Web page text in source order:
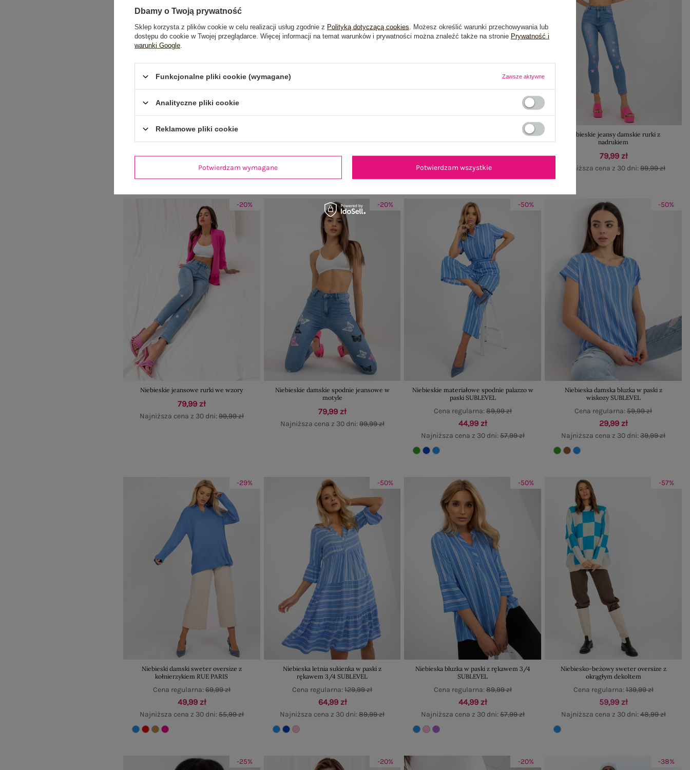
Niebieskie jeansowe rurki z dziurami
69,99 zł
Najniższa cena z 30 dni:71,99 zł
69,99 zł
Niebieskie jeansowe rurki high waist
Najniższa cena z 30 dni:
Niebieskie jeansy damskie rurki z
nadrukiem
79,99 zł
Najniższa cena z 30 dni:99,99 zł
-20%
Niebieskie jeansowe rurki we wzory
79,99 zł
Najniższa cena z 30 dni:99,99 zł
-20%
Niebieskie damskie spodnie jeansowe w
motyle
79,99 zł
Najniższa cena z 30 dni:99,99 zł
-50%
Niebieskie materiałowe spodnie palazzo w
paski SUBLEVEL
44,99 zł
Najniższa cena z 30 dni:57,99 zł
Cena regularna:89,99 zł
-50%
Niebieska damska bluzka w paski z
wiskozy SUBLEVEL
29,99 zł
Najniższa cena z 30 dni:39,99 zł
Cena regularna:59,99 zł
-29%
Niebieski damski sweter oversize z
kołnierzykiem RUE PARIS
49,99 zł
Najniższa cena z 30 dni:55,99 zł
Cena regularna:69,99 zł
-50%
Niebieska letnia sukienka w paski z
rękawem 3/4 SUBLEVEL
64,99 zł
Najniższa cena z 30 dni:89,99 zł
Cena regularna:129,99 zł
-50%
Niebieska bluzka w paski z rękawem 3/4
SUBLEVEL
44,99 zł
Najniższa cena z 30 dni:57,99 zł
Cena regularna:89,99 zł
-57%
Niebiesko-beżowy sweter oversize z
okrągłym dekoltem
59,99 zł
Najniższa cena z 30 dni:48,99 zł
Cena regularna:139,99 zł
-25% -20% -20% -38%
Dbamy o Twoją prywatność
Sklep korzysta z plików cookie w celu realizacji usług zgodnie z Polityką dotyczącą cookies . Możesz określić warunki przechowywania lub
dostępu do cookie w Twojej przeglądarce. Więcej informacji na temat warunków i prywatności można znaleźć także na stronie Prywatność i
warunki Google
Funkcjonalne pliki cookie (wymagane) Zawsze aktywne
Analityczne pliki cookie
Reklamowe pliki cookie
Potwierdzam wymagane Potwierdzam wszystkie